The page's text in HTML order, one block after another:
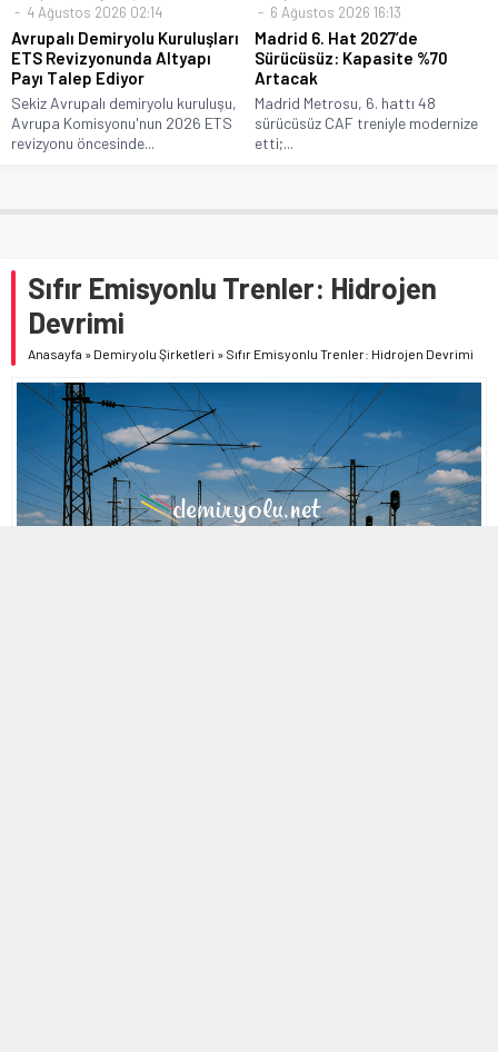
4 Ağustos 2026 02:14
Avrupalı Demiryolu Kuruluşları
ETS Revizyonunda Altyapı
Payı Talep Ediyor
Sekiz Avrupalı demiryolu kuruluşu,
Avrupa Komisyonu'nun 2026 ETS
revizyonu öncesinde...
6 Ağustos 2026 16:13
Madrid 6. Hat 2027’de
Sürücüsüz: Kapasite %70
Artacak
Madrid Metrosu, 6. hattı 48
sürücüsüz CAF treniyle modernize
etti;...
Sıfır Emisyonlu Trenler: Hidrojen
Devrimi
Anasayfa » Demiryolu Şirketleri » Sıfır Emisyonlu Trenler: Hidrojen Devrimi